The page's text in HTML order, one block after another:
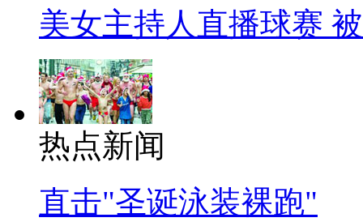
美女主持人直播球赛
热点新闻
直击"圣诞泳装裸跑"